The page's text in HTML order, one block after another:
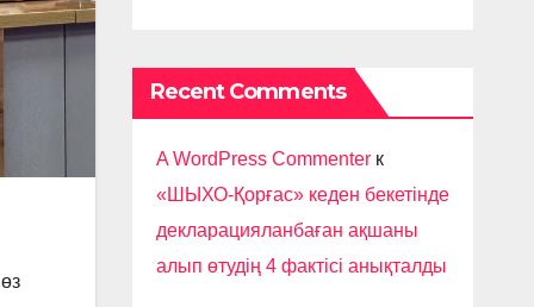
Recent Comments
A WordPress Commenterк
«ШЫХО-Қорғас» кеден бекетінде
декларацияланбаған ақшаны
алып өтудің 4 фактісі анықталды